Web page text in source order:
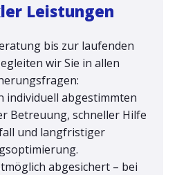
Leistungen
bis zur laufenden
wir Sie in allen
individuell abgestimmten
Betreuung, schneller Hilfe
und langfristiger
abgesichert – bei